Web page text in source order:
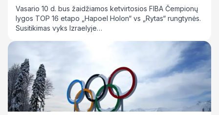
Vasario 10 d. bus žaidžiamos ketvirtosios FIBA Čempionų
lygos TOP 16 etapo „Hapoel Holon“ vs „Rytas“ rungtynės.
Susitikimas vyks Izraelyje…